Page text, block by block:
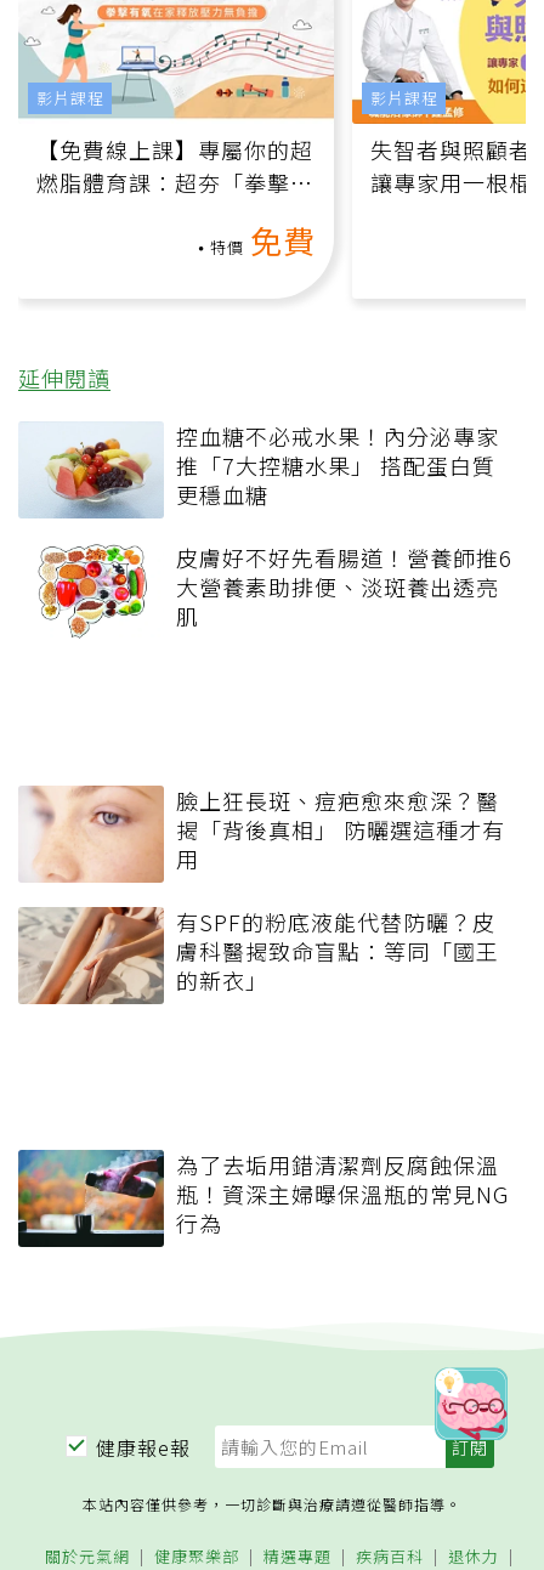
【免費線上課】專屬你的超
燃脂體育課：超夯「拳擊有
特價 免費
影片課程
失智者與照顧者
讓專家用一根棍
影片課程
延伸閱讀
控血糖不必戒水果！內分泌專家
推「7大控糖水果」 搭配蛋白質
更穩血糖
皮膚好不好先看腸道！營養師推6
大營養素助排便、淡斑養出透亮
肌
臉上狂長斑、痘疤愈來愈深？醫
揭「背後真相」 防曬選這種才有
用
有SPF的粉底液能代替防曬？皮
膚科醫揭致命盲點：等同「國王
的新衣」
為了去垢用錯清潔劑反腐蝕保溫
瓶！資深主婦曝保溫瓶的常見NG
行為
健康報e報
本站內容僅供參考，一切診斷與治療請遵從醫師指導。
關於元氣網 健康聚樂部 精選專題 疾病百科 退休力